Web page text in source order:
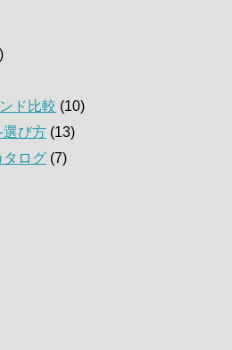
ド比較 (10)
選び方 (13)
タログ (7)